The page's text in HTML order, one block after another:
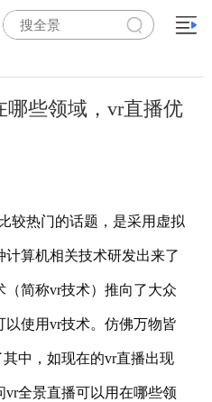
哪些领域，vr直播优
较热门的话题，是采用虚拟
算机相关技术研发出来了
简称vr技术）推向了大众
使用vr技术。仿佛万物皆
中，如现在的vr直播出现
全景直播可以用在哪些领